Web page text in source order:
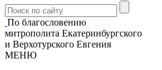
По благословению
митрополита Екатеринбургского
и Верхотурского Евгения
МЕНЮ